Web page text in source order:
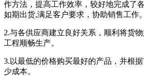
作方法，提高工作效率，较好地完成了
如期出货,满足客户要求，协助销售工作。
2.与各供应商建立良好关系，顺利将货
工程顺畅生产。
3.以最低的价格购买最好的产品，并根
少成本。